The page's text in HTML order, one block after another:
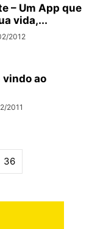
– Um App que
vida,...
2012
vindo ao
2011
36